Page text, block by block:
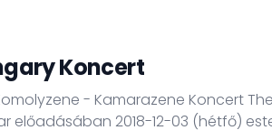
Koncert
12-03 (hétfő) este 8:00 óra